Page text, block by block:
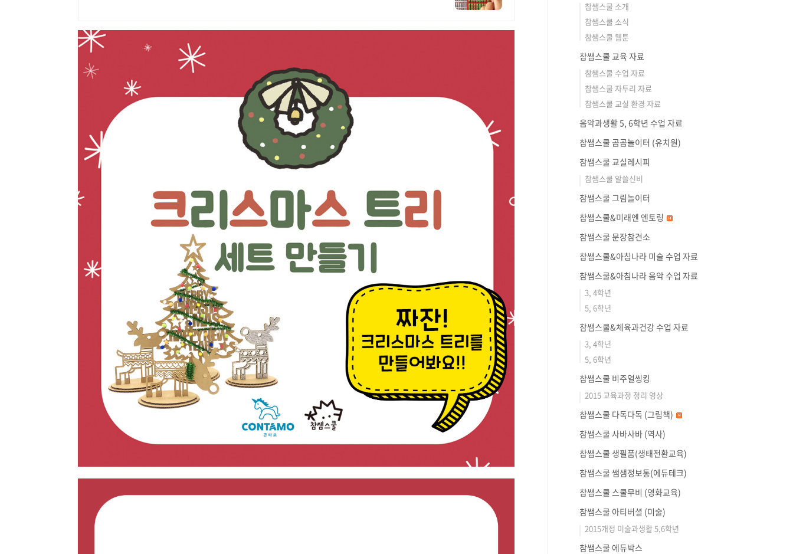
참쌤스쿨 소개
참쌤스쿨 소식
참쌤스쿨 웹툰
참쌤스쿨 교육 자료
참쌤스쿨 수업 자료
참쌤스쿨 자투리 자료
참쌤스쿨 교실 환경 자료
음악과생활 5, 6학년 수업 자료
참쌤스쿨 곰곰놀이터 (유치원)
참쌤스쿨 교실레시피
참쌤스쿨 알쓸신비
참쌤스쿨 그림놀이터
참쌤스쿨&미래엔 엔토링
참쌤스쿨 문장참견소
참쌤스쿨&아침나라 미술 수업 자료
참쌤스쿨&아침나라 음악 수업 자료
3, 4학년
5, 6학년
참쌤스쿨&체육과건강 수업 자료
3, 4학년
5, 6학년
참쌤스쿨 비주얼씽킹
2015 교육과정 정리 영상
참쌤스쿨 다독다독 (그림책)
참쌤스쿨 사바사바 (역사)
참쌤스쿨 생필품(생태전환교육)
참쌤스쿨 쌤샘정보통(에듀테크)
참쌤스쿨 스쿨무비 (영화교육)
참쌤스쿨 아티버셜 (미술)
2015개정 미술과생활 5,6학년
참쌤스쿨 에듀박스